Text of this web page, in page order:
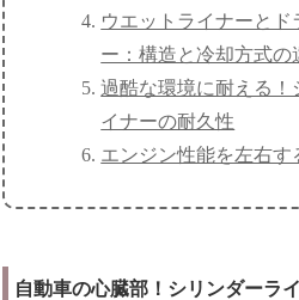
ウエットライナーとド
ー：構造と冷却方式の
過酷な環境に耐える！
イナーの耐久性
エンジン性能を左右す
自動車の心臓部！シリンダーラ